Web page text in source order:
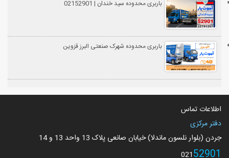
باربری محدوده سید خندان | 02152901
باربری محدوده شهرک صنعتی البرز قزوین
اطلاعات تماس
دفتر مرکزی
جردن (بلوار نلسون ماندلا) خیابان صانعی پلاک 13 واحد 13 و 14
02152901